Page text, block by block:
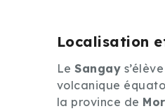
Localisation
LeSangay
volcanique
la province de